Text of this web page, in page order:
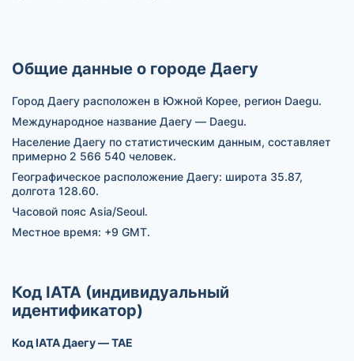
Общие данные о городе Даегу
Город Даегу расположен в Южной Корее, регион Daegu.
Международное название Даегу — Daegu.
Население Даегу по статистическим данным, составляет
примерно 2 566 540 человек.
Географическое расположение Даегу: широта 35.87,
долгота 128.60.
Часовой пояс Asia/Seoul.
Местное время: +9 GMT.
Код IATA (индивидуальный
идентификатор)
Код IATA Даегу — TAE